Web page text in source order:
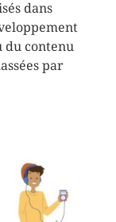
dans
du contenu
par